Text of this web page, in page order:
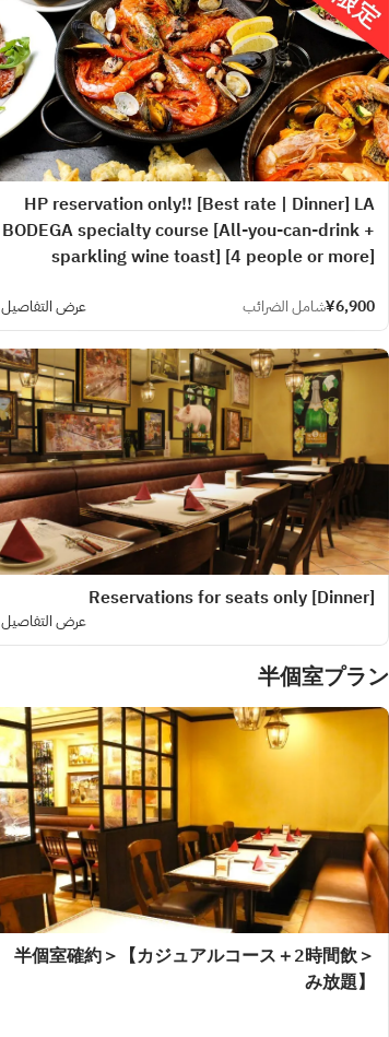
HP reservation only!! [Best rate | Dinner] LA
BODEGA specialty course [All-you-can-drink +
sparkling wine toast] [4 people or more]
¥6,900شامل الضرائب عرض التفاصيل
[Dinner] Reservations for seats only
عرض التفاصيل
半個室プラン
＜半個室確約＞【カジュアルコース＋2時間飲
み放題】